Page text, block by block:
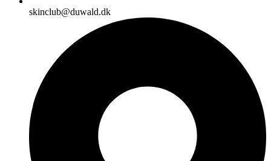
skinclub@duwald.dk